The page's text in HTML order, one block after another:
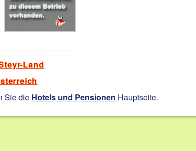
Land
Sie die Hotels und Pensionen Hauptseite.